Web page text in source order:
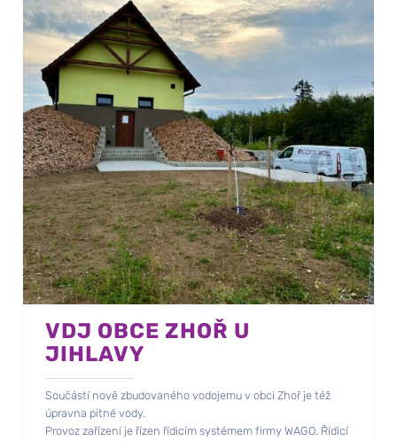
VDJ OBCE ZHOŘ U
JIHLAVY
Součástí nově zbudovaného vodojemu v obci Zhoř je též
úpravna pitné vody.
Provoz zařízení je řízen řídicím systémem firmy WAGO. Řídicí